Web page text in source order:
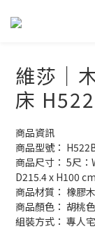
維莎｜
床
商品資訊
商品型號：
商品尺寸： 5尺：
D215.4 x H100 cm
商品材質： 橡膠木
商品顏色： 胡桃色
組裝方式： 專人